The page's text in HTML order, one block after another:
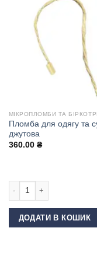
МІКРОПЛОМБИ ТА
Пломба для одягу та
джутова
360.00 ₴
Пломба для одягу та
ДОДАТИ В КОШИК